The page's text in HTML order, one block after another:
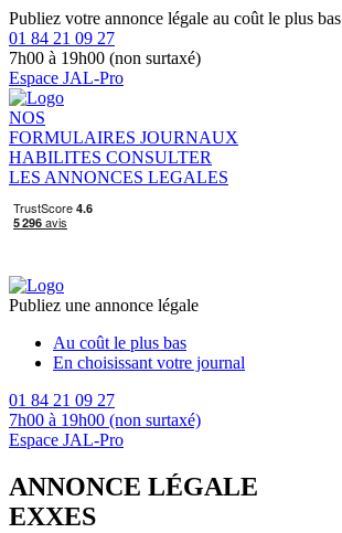
Publiez votre annonce légale au coût le plus bas
01 84 21 09 27
7h00 à 19h00 (non surtaxé)
Espace JAL-Pro
NOS
FORMULAIRES JOURNAUX
HABILITES CONSULTER
LES ANNONCES LEGALES
Publiez une annonce légale
Au coût le plus bas
En choisissant votre journal
01 84 21 09 27
7h00 à 19h00 (non surtaxé)
Espace JAL-Pro
ANNONCE LÉGALE
EXXES